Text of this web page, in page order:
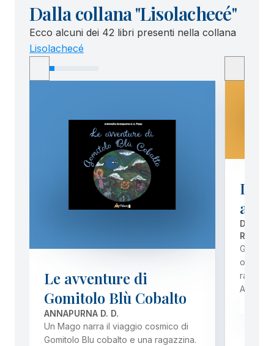
Dalla collana "Lisolachecé"
Ecco alcuni dei 42 libri presenti nella collana
Lisolachecé
Le avventure di
Gomitolo Blù Cobalto
ANNAPURNA D. D.
Un Mago narra il viaggio cosmico di
Gomitolo Blu cobalto e una ragazzina.
Il
DANIEL
RAFAEL
Grafic
Alato".